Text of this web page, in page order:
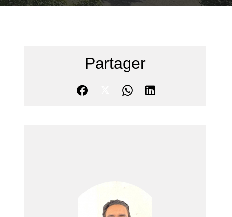
Partager